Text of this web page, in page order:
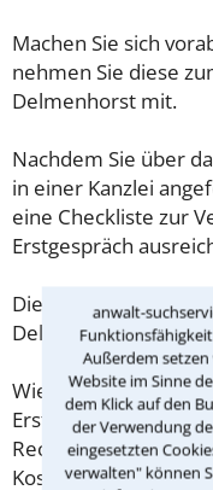
anwalt-
Außerdem
Website im Sinne
dem Klick auf den
der Verwendung
eingesetzten
verwalten" können
Machen Sie sich
nehmen Sie diese
Delmenhorst mit.
Nachdem Sie über
in einer Kanzlei
eine Checkliste zur
Erstgespräch
Die Kosten eines
Delmenhorst sind
Wieviel ein
Erstberatung
Kosten für das erste